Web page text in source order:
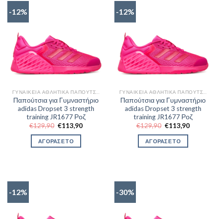
-12%
Παπούτσια για Γυμναστήριο
adidas Dropset 3 strength
training JR1677 Ροζ
€129,90 Original
was:
€129,90.
€113,90Η
ΑΓΟΡΑΣΕ ΤΟ
-12%
Παπούτσια για Γυμναστήριο
adidas Dropset 3 strength
training JR1677 Ροζ
€129,90 Original
was:
€129,90.
€113,90Η
ΑΓΟΡΑΣΕ ΤΟ
-12% -30%